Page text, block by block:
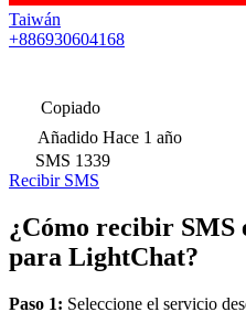
Taiwán
+886930604168
Copiado
Añadido Hace 1 año
SMS 1339
Recibir SMS
¿Cómo recibir
para LightChat?
Paso 1: Seleccione el servicio